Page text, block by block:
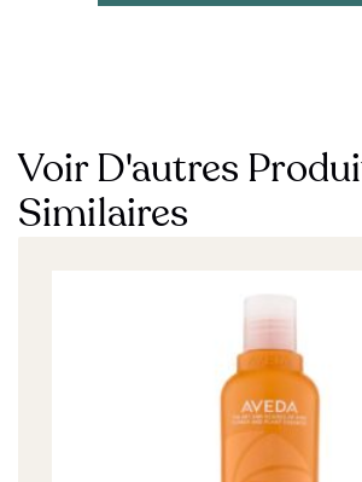
Voir D'autres
Similaires